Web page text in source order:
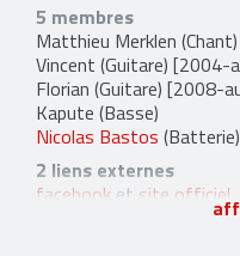
5 membres
Matthieu Merklen
Vincent (Guitare) [2004-
Florian (Guitare) [2008-
Kapute (Basse)
Nicolas Bastos
2 liens externes
facebook et site officiel